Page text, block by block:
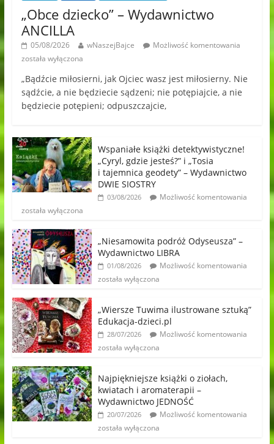
„Obce dziecko” – Wydawnictwo
ANCILLA
05/08/2026 wNaszejBajce
Możliwość komentowania
została wyłączona
„Bądźcie miłosierni, jak Ojciec wasz jest miłosierny. Nie
sądźcie, a nie będziecie sądzeni; nie potępiajcie, a nie
będziecie potępieni; odpuszczajcie,
Wspaniałe książki detektywistyczne!
„Cyryl, gdzie jesteś?” i „Tosia
i tajemnica geodety” – Wydawnictwo
DWIE SIOSTRY
03/08/2026
Możliwość komentowania
została wyłączona
„Niesamowita podróż Odyseusza” –
Wydawnictwo LIBRA
01/08/2026
Możliwość komentowania
została wyłączona
„Wiersze Tuwima ilustrowane sztuką”
Edukacja-dzieci.pl
28/07/2026
Możliwość komentowania
została wyłączona
Najpiękniejsze książki o ziołach,
kwiatach i aromaterapii –
Wydawnictwo JEDNOŚĆ
20/07/2026
Możliwość komentowania
została wyłączona